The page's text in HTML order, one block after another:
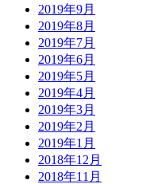
2019年9月
2019年8月
2019年7月
2019年6月
2019年5月
2019年4月
2019年3月
2019年2月
2019年1月
2018年12月
2018年11月